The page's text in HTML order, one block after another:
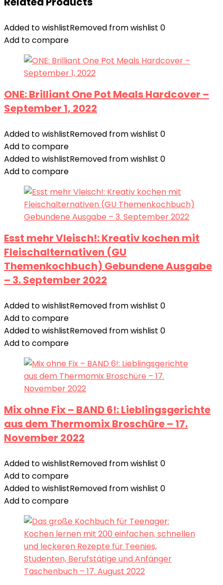
Added to wishlistRemoved from wishlist 0
Add to compare
ONE: Brilliant One Pot Meals Hardcover –
September 1, 2022
Added to wishlistRemoved from wishlist 0
Add to compare
Added to wishlistRemoved from wishlist 0
Add to compare
Esst mehr Vleisch!: Kreativ kochen mit
Fleischalternativen (GU
Themenkochbuch) Gebundene Ausgabe
– 3. September 2022
Added to wishlistRemoved from wishlist 0
Add to compare
Added to wishlistRemoved from wishlist 0
Add to compare
Mix ohne Fix – BAND 6!: Lieblingsgerichte
aus dem Thermomix Broschüre – 17.
November 2022
Added to wishlistRemoved from wishlist 0
Add to compare
Added to wishlistRemoved from wishlist 0
Add to compare